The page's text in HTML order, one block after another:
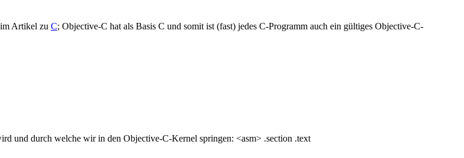
Artikel zu C; Objective-C hat als Basis C und somit ist (fast) jedes C-Programm auch ein gültiges Objective-C-
und durch welche wir in den Objective-C-Kernel springen: <asm> .section .text